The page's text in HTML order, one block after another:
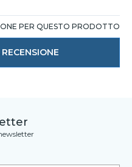
PER QUESTO PRODOTTO